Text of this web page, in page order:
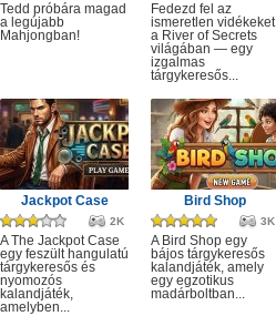
Tedd próbára magad
a legújabb
Mahjongban!
Fedezd fel az
ismeretlen vidékeket
a River of Secrets
világában — egy
izgalmas
tárgykeresős...
Jackpot Case
2K
A The Jackpot Case
egy feszült hangulatú
tárgykeresős és
nyomozós
kalandjáték,
amelyben...
Bird Shop
3K
A Bird Shop egy
bájos tárgykeresős
kalandjáték, amely
egy egzotikus
madárboltban...